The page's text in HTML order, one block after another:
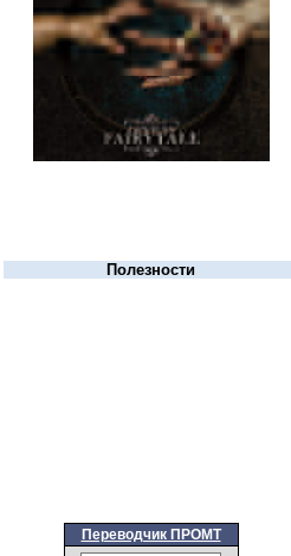
Полезности
Переводчик ПРОМТ